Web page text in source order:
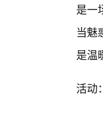
是一
当魅
是温
活动